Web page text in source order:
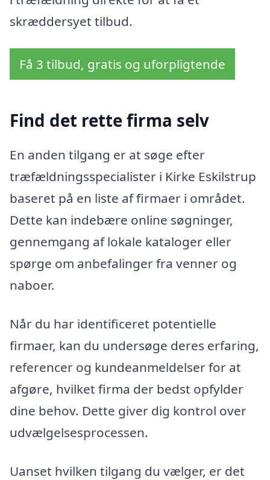
skræddersyet tilbud.
Få 3 tilbud, gratis og uforpligtende
Find det rette firma selv
En anden tilgang er at søge efter
træfældningsspecialister i Kirke Eskilstrup
baseret på en liste af firmaer i området.
Dette kan indebære online søgninger,
gennemgang af lokale kataloger eller
spørge om anbefalinger fra venner og
naboer.
Når du har identificeret potentielle
firmaer, kan du undersøge deres erfaring,
referencer og kundeanmeldelser for at
afgøre, hvilket firma der bedst opfylder
dine behov. Dette giver dig kontrol over
udvælgelsesprocessen.
Uanset hvilken tilgang du vælger, er det